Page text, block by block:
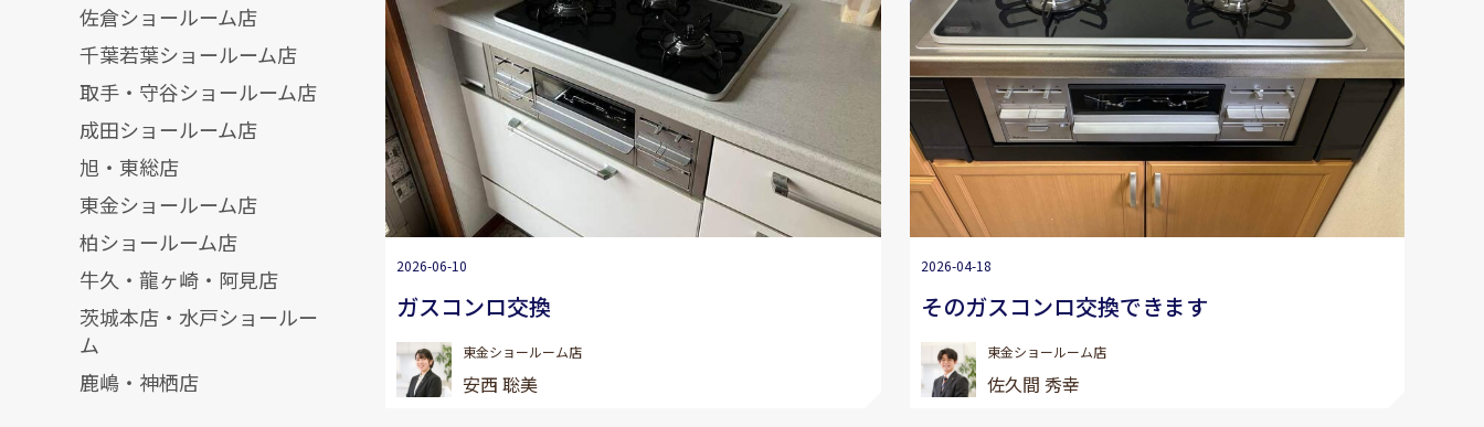
2026-06-10
ガスコンロ交換
東金ショールーム店
安西 聡美
2026-04-18
そのガスコンロ交換できます
東金ショールーム店
佐久間 秀幸
佐倉ショールーム店
千葉若葉ショールーム店
取手・守谷ショールーム店
成田ショールーム店
旭・東総店
東金ショールーム店
柏ショールーム店
牛久・龍ヶ崎・阿見店
茨城本店・水戸ショールー
ム
鹿嶋・神栖店